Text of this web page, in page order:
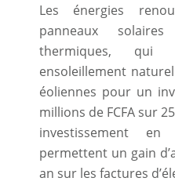
Les énergies
panneaux
thermiques,
ensoleillement
éoliennes pour un
millions de FCFA sur
investissement
permettent un gain
an sur les factures